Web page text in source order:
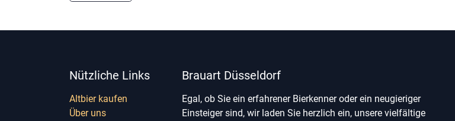
Nützliche Links
Altbier kaufen
Über uns
Brauart Düsseldorf
Egal, ob Sie ein erfahrener Bierkenner oder ein neugieriger
Einsteiger sind, wir laden Sie herzlich ein, unsere vielfältige